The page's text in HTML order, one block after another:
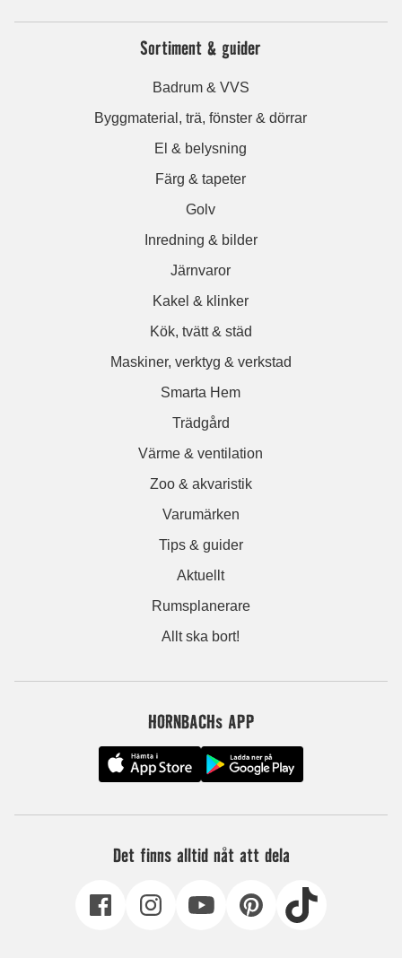
Sortiment & guider
Badrum & VVS
Byggmaterial, trä, fönster & dörrar
El & belysning
Färg & tapeter
Golv
Inredning & bilder
Järnvaror
Kakel & klinker
Kök, tvätt & städ
Maskiner, verktyg & verkstad
Smarta Hem
Trädgård
Värme & ventilation
Zoo & akvaristik
Varumärken
Tips & guider
Aktuellt
Rumsplanerare
Allt ska bort!
HORNBACHs APP
Det finns alltid nåt att dela